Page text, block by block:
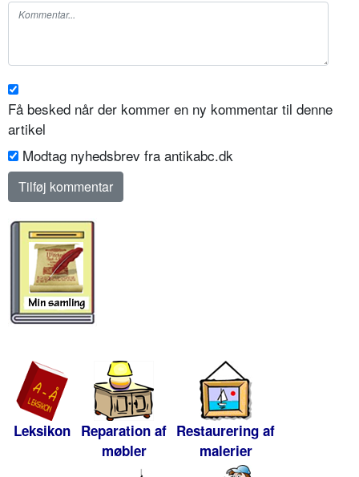
Få besked når der kommer en ny kommentar til denne
artikel
Modtag nyhedsbrev fra antikabc.dk
Leksikon Reparation af
møbler
Restaurering af
malerier